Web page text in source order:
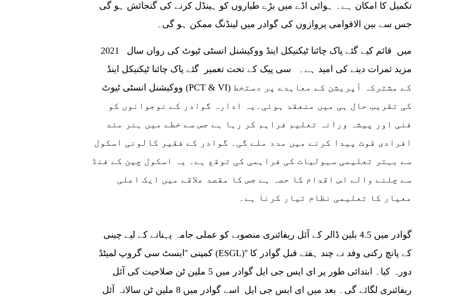
تکمیل کا امکان ہے۔ ہوائی اڈے میں بڑے طیاروں کو ہینڈل کرنے کی گنجائش ہو گی
جس سے بین الاقوامی پروازوں کی گوادر میں لینڈنگ ممکن ہو گی۔
2021 میں قائم کیے گئے پاک چائنا ٹیکنیکل اینڈ ووکیشنل انسٹی ٹیوٹ کی رواں سال
مزید ثمرات دینے کی امید ہے۔ سی پیک کے تحت تعمیر گئے پاک چائنا ٹیکنیکل اینڈ
ووکیشنل انسٹی ٹیوٹ (PCT & VI) کے مشترکہ آپریشن کے معاہدے پر دستخط
کی تقریب حال ہی میں منعقد ہوئی۔یہ ادارہ گوادر کے نوجوانوں کو
فنی اور پیشہ ورانہ تعلیم فراہم کر رہا ہے جس سے خطے میں ہنر مند
افرادی قوت پیدا کرنے میں مدد ملے گی۔ گوادر کے فقیر کالونی اسکول
سے بہتر تعلیمی سہولیات کی فراہمی کی توقع ہے۔ یہ اسکول چین کے فنڈ
سے چلنے والے اس اقدام کا حصہ ہے جس کا مقصد علاقے میں ایک اعلی
معیار کا تعلیمی نظام تیار کرنا ہے۔
گوادر میں 4.5 بلین ڈالر کے آئل ریفائنری منصوبے کو عملی جامہ پہنانے کے لیے چینی
کمپنی ''ایسٹ سی گروپ لمیٹڈ (ESGL)'' کے پانچ رکنی وفد نے چند ہفتے قبل گوادر کا
دورہ کیا۔ ابتدائی طور پر ای ایس جی ایل گوادر میں 5 ملین ٹن صلاحیت کی آئل
ریفائنری لگائے گی۔ بعد میں ای ایس جی ایل اسے گوادر میں 8 ملین ٹن سالانہ آئل